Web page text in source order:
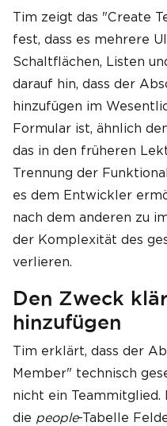
Tim zeigt das "Create
fest, dass es mehrere
Schaltflächen, Listen
darauf hin, dass der
hinzufügen im
Formular ist, ähnlich
das in den früheren
Trennung der
es dem Entwickler
nach dem anderen zu
der Komplexität des
verlieren.
Den Zweck
hinzufügen
Tim erklärt, dass der
Member" technisch
nicht ein
die people-Tabelle